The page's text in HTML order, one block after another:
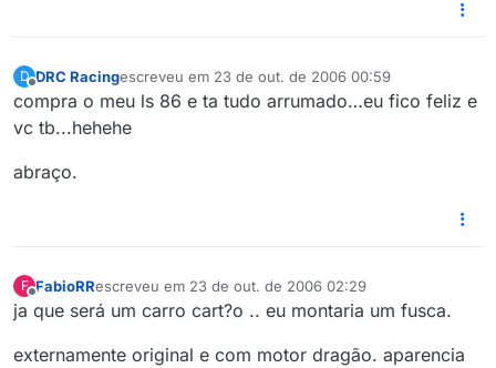
D DRC Racingescreveu em 23 de out. de 2006 00:59
última edição por
compra o meu ls 86 e ta tudo arrumado…eu fico feliz e
vc tb...hehehe
abraço.
F FabioRRescreveu em 23 de out. de 2006 02:29
última edição por
ja que será um carro cart?o .. eu montaria um fusca.
externamente original e com motor dragão. aparencia